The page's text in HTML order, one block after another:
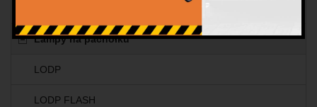
Lampy na pachołku
LODP
LODP FLASH